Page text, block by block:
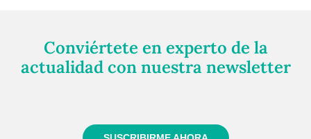
Conviértete en experto de la
actualidad con nuestra newsletter